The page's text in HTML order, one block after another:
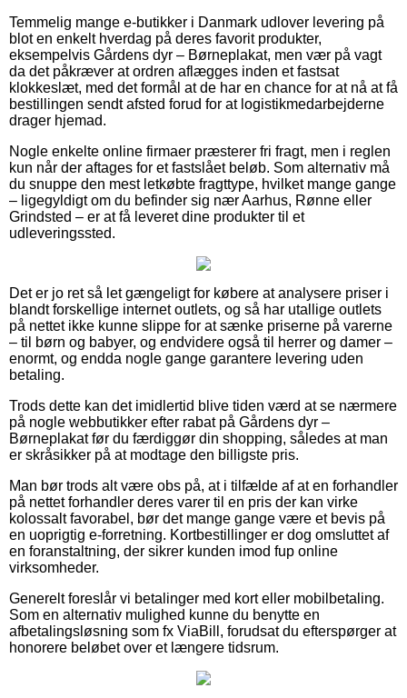
Temmelig mange e-butikker i Danmark udlover levering på
blot en enkelt hverdag på deres favorit produkter,
eksempelvis Gårdens dyr – Børneplakat, men vær på vagt
da det påkræver at ordren aflægges inden et fastsat
klokkeslæt, med det formål at de har en chance for at nå at få
bestillingen sendt afsted forud for at logistikmedarbejderne
drager hjemad.
Nogle enkelte online firmaer præsterer fri fragt, men i reglen
kun når der aftages for et fastslået beløb. Som alternativ må
du snuppe den mest letkøbte fragttype, hvilket mange gange
– ligegyldigt om du befinder sig nær Aarhus, Rønne eller
Grindsted – er at få leveret dine produkter til et
udleveringssted.
Det er jo ret så let gængeligt for købere at analysere priser i
blandt forskellige internet outlets, og så har utallige outlets
på nettet ikke kunne slippe for at sænke priserne på varerne
– til børn og babyer, og endvidere også til herrer og damer –
enormt, og endda nogle gange garantere levering uden
betaling.
Trods dette kan det imidlertid blive tiden værd at se nærmere
på nogle webbutikker efter rabat på Gårdens dyr –
Børneplakat før du færdiggør din shopping, således at man
er skråsikker på at modtage den billigste pris.
Man bør trods alt være obs på, at i tilfælde af at en forhandler
på nettet forhandler deres varer til en pris der kan virke
kolossalt favorabel, bør det mange gange være et bevis på
en uoprigtig e-forretning. Kortbestillinger er dog omsluttet af
en foranstaltning, der sikrer kunden imod fup online
virksomheder.
Generelt foreslår vi betalinger med kort eller mobilbetaling.
Som en alternativ mulighed kunne du benytte en
afbetalingsløsning som fx ViaBill, forudsat du efterspørger at
honorere beløbet over et længere tidsrum.